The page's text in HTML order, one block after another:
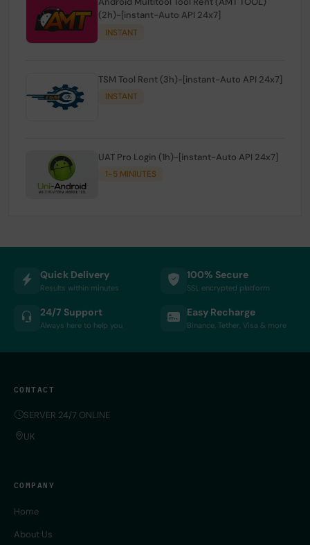
(2h)-[instant-Auto API 24x7]
INSTANT
TSM Tool Rent (3h)-[instant-Auto API 24x7]
INSTANT
UAT Pro Login (1h)-[instant-Auto API 24x7]
1-5 MINIUTES
Quick Delivery
Results within minutes
100% Secure
SSL encrypted platform
24/7 Support
Always here to help you
Easy Recharge
Binance, Tether, Visa & more
CONTACT
SERVER 24/7 ONLINE
UK
COMPANY
Home
About Us